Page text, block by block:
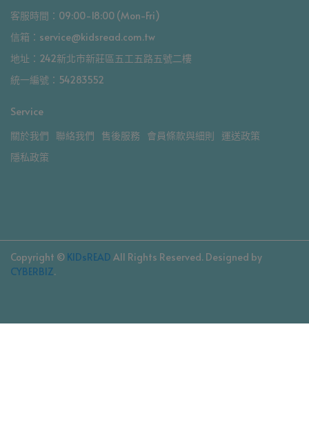
客服時間：09:00-18:00 (Mon-Fri)
信箱：service@kidsread.com.tw
地址：242新北市新莊區五工五路五號二樓
統一編號：54283552
Service
關於我們 聯絡我們 售後服務 會員條款與細則
運送政策
隱私政策
Copyright © KIDsREAD All Rights Reserved. Designed by
CYBERBIZ.